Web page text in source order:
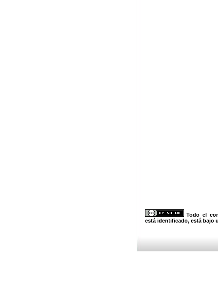
Todo el
está identificado, está bajo